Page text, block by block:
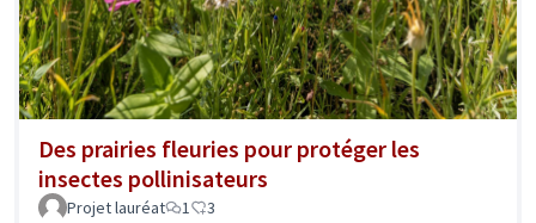
Des prairies fleuries pour protéger les
insectes pollinisateurs
Projet lauréat 1 3